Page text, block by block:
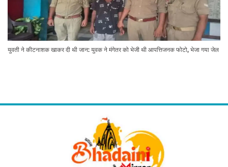
युवती ने कीटनाशक खाकर दी थी जान: युवक ने मंगेतर को भेजी थी आपत्तिजनक फोटो, भेजा गया जेल